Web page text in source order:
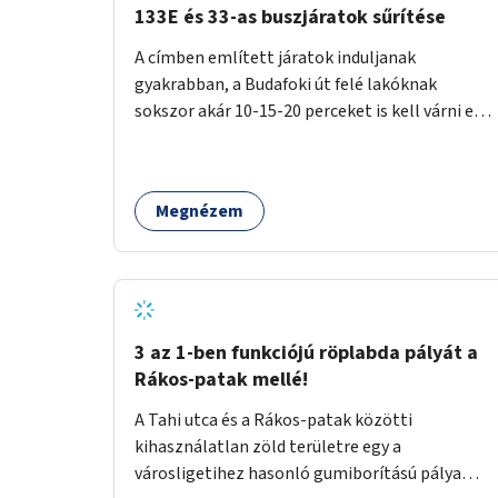
133E és 33-as buszjáratok sűrítése
A címben említett járatok induljanak
gyakrabban, a Budafoki út felé lakóknak
sokszor akár 10-15-20 perceket is kell várni egy
Megnézem
3 az 1-ben funkciójú röplabda pályát a
Rákos-patak mellé!
A Tahi utca és a Rákos-patak közötti
kihasználatlan zöld területre egy a
városligetihez hasonló gumiborítású pálya